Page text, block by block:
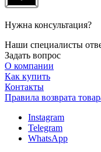
Нужна консультация?
Наши специалисты
Задать вопрос
О компании
Как купить
Контакты
Правила возврата
Instagram
Telegram
WhatsApp